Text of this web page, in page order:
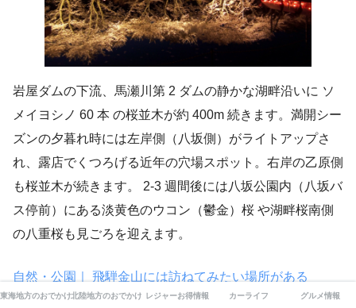
岩屋ダムの下流、馬瀬川第 2 ダムの静かな湖畔沿いに ソ
メイヨシノ 60 本 の桜並木が約 400m 続きます。満開シー
ズンの夕暮れ時には左岸側（八坂側）がライトアップさ
れ、露店でくつろげる近年の穴場スポット。右岸の乙原側
も桜並木が続きます。 2-3 週間後には八坂公園内（八坂バ
ス停前）にある淡黄色のウコン（鬱金）桜 や湖畔桜南側
の八重桜も見ごろを迎えます。
自然・公園｜ 飛騨金山には訪ねてみたい場所がある
(hidakanayama.com)
東海地方のおでかけ北陸地方のおでかけ レジャーお得情報 カーライフ グルメ情報